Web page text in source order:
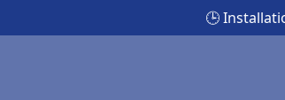
🕒